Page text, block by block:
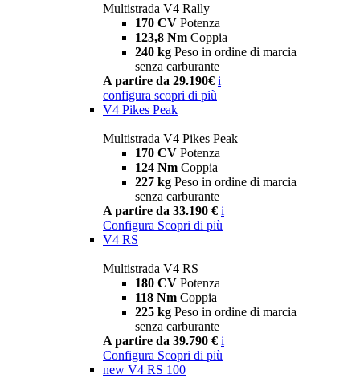
Multistrada V4 Rally
170 CV Potenza
123,8 Nm Coppia
240 kg Peso in ordine di marcia
senza carburante
A partire da 29.190€ i
configura scopri di più
V4 Pikes Peak
Multistrada V4 Pikes Peak
170 CV Potenza
124 Nm Coppia
227 kg Peso in ordine di marcia
senza carburante
A partire da 33.190 € i
Configura Scopri di più
V4 RS
Multistrada V4 RS
180 CV Potenza
118 Nm Coppia
225 kg Peso in ordine di marcia
senza carburante
A partire da 39.790 € i
Configura Scopri di più
new V4 RS 100